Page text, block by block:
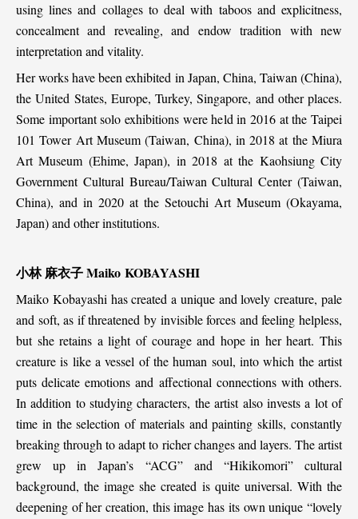
using lines and collages to deal with taboos and explicitness,
concealment and revealing, and endow tradition with new
interpretation and vitality.
Her works have been exhibited in Japan, China, Taiwan (China),
the United States, Europe, Turkey, Singapore, and other places.
Some important solo exhibitions were held in 2016 at the Taipei
101 Tower Art Museum (Taiwan, China), in 2018 at the Miura
Art Museum (Ehime, Japan), in 2018 at the Kaohsiung City
Government Cultural Bureau/Taiwan Cultural Center (Taiwan,
China), and in 2020 at the Setouchi Art Museum (Okayama,
Japan) and other institutions.
小林 麻衣子Maiko KOBAYASHI
Maiko Kobayashi has created a unique and lovely creature, pale
and soft, as if threatened by invisible forces and feeling helpless,
but she retains a light of courage and hope in her heart. This
creature is like a vessel of the human soul, into which the artist
puts delicate emotions and affectional connections with others.
In addition to studying characters, the artist also invests a lot of
time in the selection of materials and painting skills, constantly
breaking through to adapt to richer changes and layers. The artist
grew up in Japan’s “ACG” and “Hikikomori” cultural
background, the image she created is quite universal. With the
deepening of her creation, this image has its own unique “lovely